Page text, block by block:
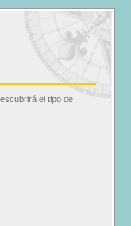
el tipo de